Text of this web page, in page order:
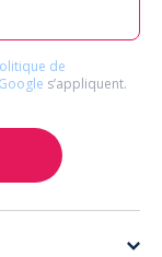
de
s’appliquent.